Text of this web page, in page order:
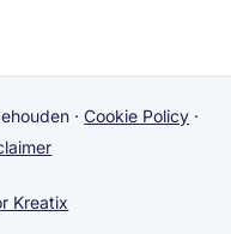
·Cookie Policy ·
Kreatix